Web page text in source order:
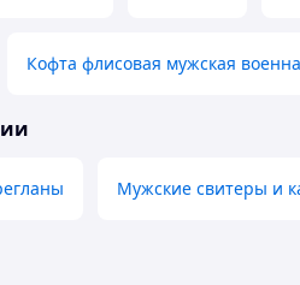
Кофта флисовая мужская
Мужские свитеры и